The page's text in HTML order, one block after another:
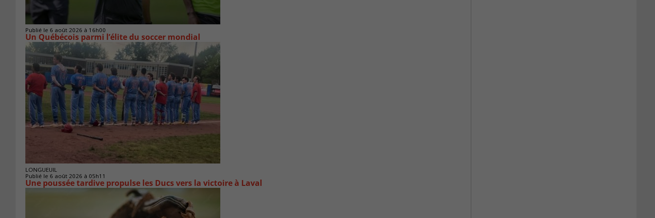
Publié le 6 août 2026 à 16h00
Un Québécois parmi l’élite du soccer mondial
LONGUEUIL
Publié le 6 août 2026 à 05h11
Une poussée tardive propulse les Ducs vers la victoire à Laval